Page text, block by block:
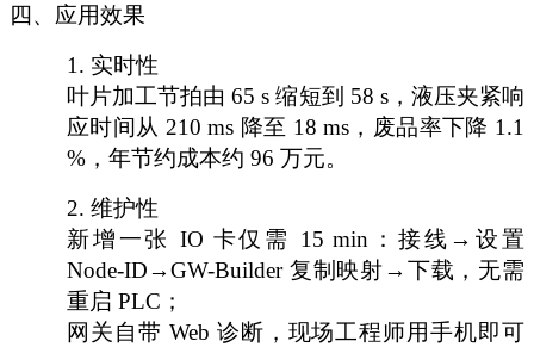
四、应用效果
1. 实时性
叶片加工节拍由 65 s 缩短到 58 s，液压夹紧响
应时间从 210 ms 降至 18 ms，废品率下降 1.1
%，年节约成本约 96 万元。
2. 维护性
新增一张 IO 卡仅需 15 min：接线→设置
Node-ID→GW-Builder 复制映射→下载，无需
重启 PLC；
网关自带 Web 诊断，现场工程师用手机即可